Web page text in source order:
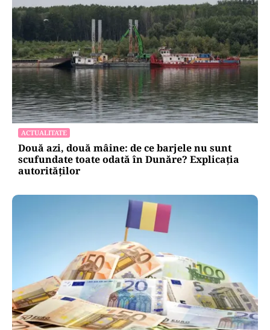
ACTUALITATE
Două azi, două mâine: de ce barjele nu sunt
scufundate toate odată în Dunăre? Explicația
autorităților